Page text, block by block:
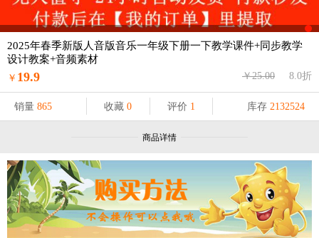
2025年春季新版人音版音乐一年级下册一下教学课件+同步教学
设计教案+音频素材
￥ 19.9 ￥25.00 8.0折
销量 865 收藏0 评价 1 库存 2132524
商品详情